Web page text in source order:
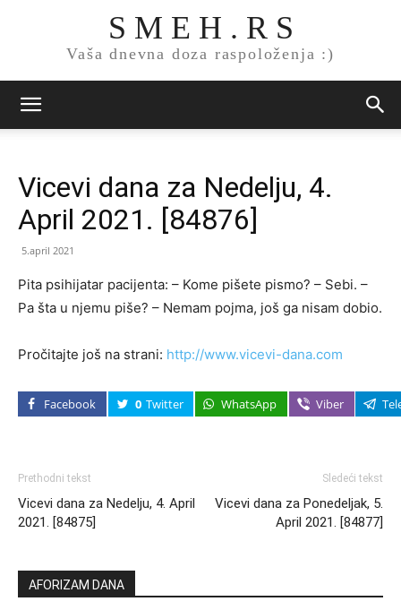
S M E H . R S
Vaša dnevna doza raspoloženja :)
Vicevi dana za Nedelju, 4.
April 2021. [84876]
5.april 2021
Pita psihijatar pacijenta: – Kome pišete pismo? – Sebi. –
Pa šta u njemu piše? – Nemam pojma, još ga nisam dobio.
Pročitajte još na strani: http://www.vicevi-dana.com
Facebook 0 Twitter WhatsApp Viber
Prethodni tekst
Vicevi dana za Nedelju, 4. April
2021. [84875]
Sledeći tekst
Vicevi dana za Ponedeljak, 5.
April 2021. [84877]
AFORIZAM DANA